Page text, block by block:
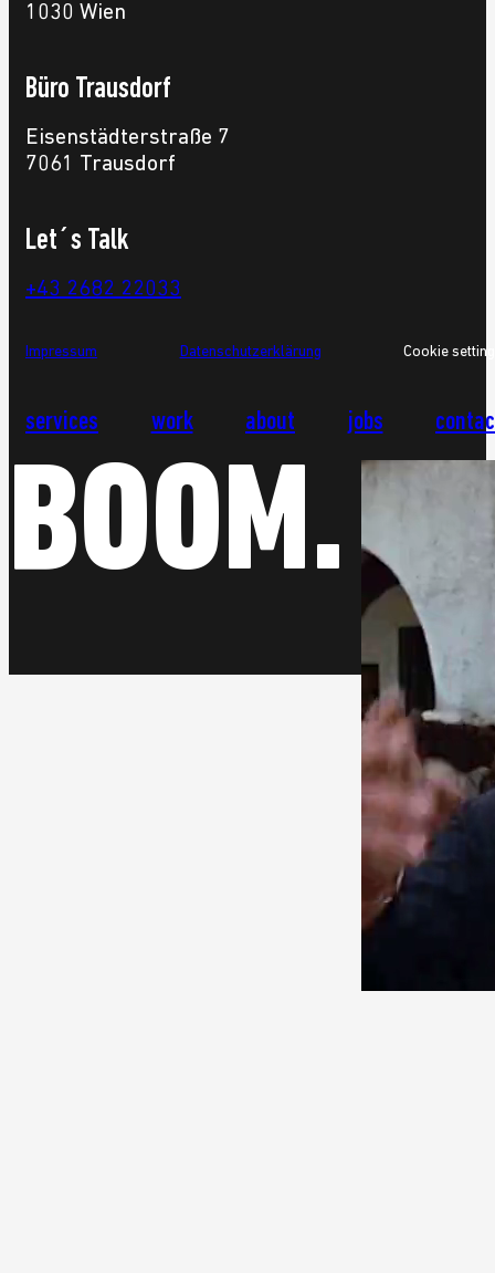
1030 Wien
Büro Trausdorf
Eisenstädterstraße 7
7061 Trausdorf
Let´s Talk
+43 2682 22033
Impressum Datenschutzerklärung Cookie
services work about jobs
BOOM.